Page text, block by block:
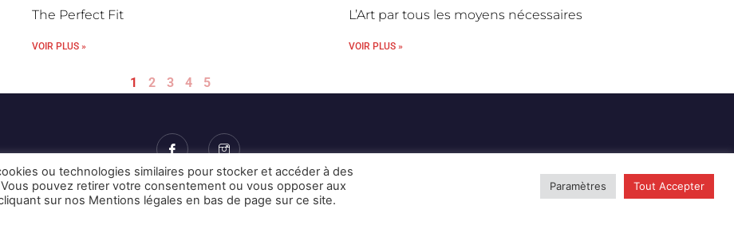
The Perfect Fit
VOIR PLUS »
L’Art par tous les moyens nécessaires
VOIR PLUS »
1 2 3 4 5
Mentions Légales et CGU Crédits
ou technologies similaires pour stocker et accéder à des
pouvez retirer votre consentement ou vous opposer aux
sur nos Mentions légales en bas de page sur ce site.
Paramètres Tout Accepter